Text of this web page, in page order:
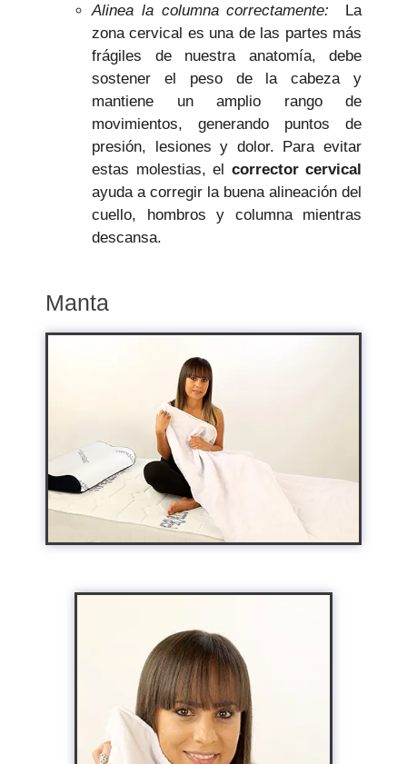
Alinea la columna correctamente:
La
zona cervical es una de las partes más
frágiles de nuestra anatomía, debe
sostener el peso de la cabeza y
mantiene un amplio rango de
movimientos, generando puntos de
presión, lesiones y dolor. Para evitar
estas molestias, el corrector cervical
ayuda a corregir la buena alineación del
cuello, hombros y columna mientras
descansa.
Manta